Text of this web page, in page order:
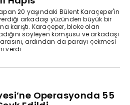
20 yaşındaki Bülent Karaçeper'in
arkadaşı yüzünden büyük bir
karıştı. Karaçeper, bloke olan
söyleyen komşusu ve arkadaşı
ardından da parayı çekmesi
verdi.
Operasyonda 55